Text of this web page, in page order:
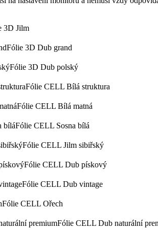
3D Jilm
Fólie 3D Dub grand
Fólie 3D Dub polský
Fólie CELL Bílá struktura
Fólie CELL Bílá matná
Fólie CELL Sosna bílá
Fólie CELL Jilm sibiřský
Fólie CELL Dub pískový
Fólie CELL Dub vintage
Fólie CELL Ořech
Fólie CELL Dub naturální